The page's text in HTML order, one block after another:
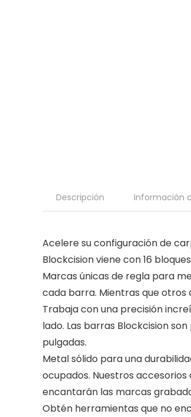
Descripción Información
Acelere su configuración de
Blockcision viene con 16
Marcas únicas de regla para
cada barra. Mientras que otros
Trabaja con una precisión
lado. Las barras Blockcision
pulgadas.
Metal sólido para una
ocupados. Nuestros
encantarán las marcas
Obtén herramientas que no